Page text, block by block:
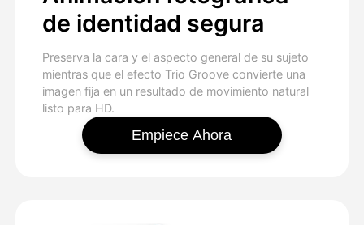
de identidad segura
Preserva la cara y el aspecto general de su sujeto
mientras que el efecto Trio Groove convierte una
imagen fija en un resultado de movimiento natural
listo para HD.
Empiece Ahora